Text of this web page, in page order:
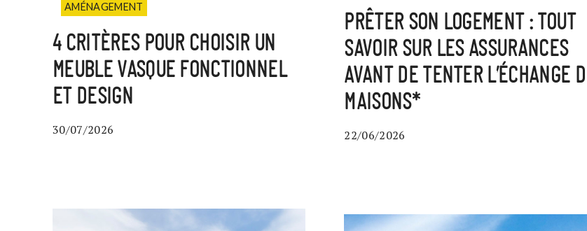
AMÉNAGEMENT
4 CRITÈRES POUR CHOISIR UN
MEUBLE VASQUE FONCTIONNEL
ET DESIGN
30/07/2026
PRÊTER SON LOGEMENT : TOUT
SAVOIR SUR LES ASSURANCES
AVANT DE TENTER L’ÉCHANGE
MAISONS*
22/06/2026